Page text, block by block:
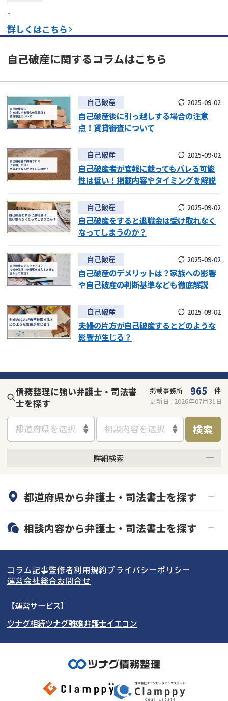
詳しくはこちら
-
自己破産に関するコラムはこちら
自己破産 2025-09-02
自己破産後に引っ越しする場合の注意
点！賃貸審査について
自己破産 2025-09-02
自己破産者が官報に載ってもバレる可能
性は低い！掲載内容やタイミングを解説
自己破産 2025-09-02
自己破産をすると退職金は受け取れなく
なってしまうのか？
自己破産 2025-09-02
自己破産のデメリットは？家族への影響
や自己破産の判断基準なども徹底解説
自己破産 2025-09-02
夫婦の片方が自己破産するとどのような
影響が生じる？
債務整理に強い弁護士・司法書
士を探す
掲載事務所 965
件
更新日 : 2026年07月31日
都道府県を選択 相談内容を選択 検索
詳細検索
初回相談無料
土日祝の相談可能
都道府県から弁護士・司法書士を探す
北海道・東北
北海道 青森県
岩手県 宮城県
秋田県
福島県
関東
東京都 神奈川県
埼玉県
茨城県 群馬県
東海
愛知県
岐阜県 山梨県
関西
大阪府 京都府
奈良県
和歌山県
北陸・甲信越
石川県
富山県
岡山県
九州・沖縄
相談内容から弁護士・司法書士を探す
任意整理
個人再生
会社破産・法人破産
消費者金融・サラ金
カードローン・クレジッ
ト会社
奨学金
コラム記事監修者利用規約プライバシーポリシー
運営会社総合お問合せ
【運営サービス】
ツナグ相続ツナグ離婚弁護士イエコン